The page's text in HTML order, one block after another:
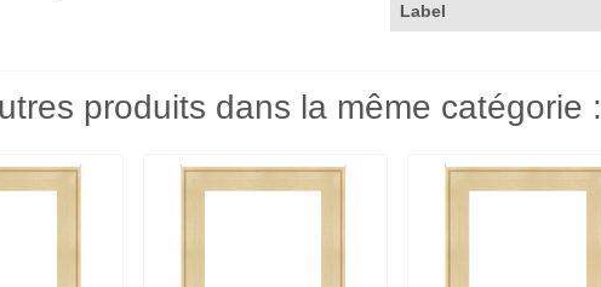
Label
produits dans la même catégorie :